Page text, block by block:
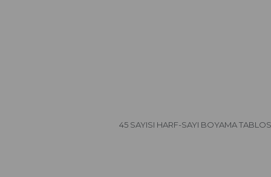
45 SAYISI HARF-SAYI BOYAMA